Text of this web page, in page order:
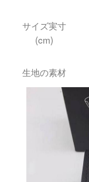
サイズ実寸
(cm)
生地の素材